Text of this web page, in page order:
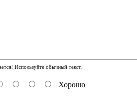
Используйте обычный текст.
Хорошо